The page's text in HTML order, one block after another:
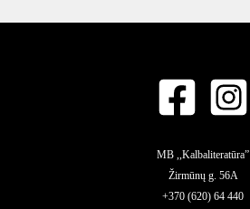
MB ,,Kalbaliteratūra”
Žirmūnų g. 56A
+370 (620) 64 440